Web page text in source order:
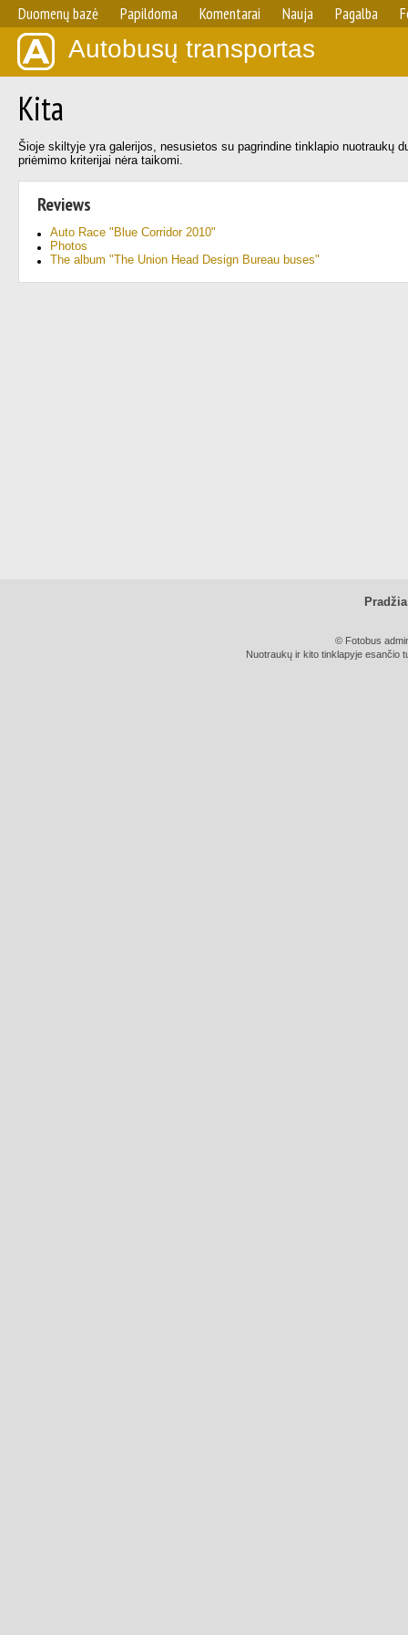
Duomenų bazė Papildoma Komentarai Nauja Pagalba
Autobusų transportas
Kita
Šioje skiltyje yra galerijos, nesusietos su pagrindine tinklapio nuotraukų
priėmimo kriterijai nėra taikomi.
Reviews
Auto Race "Blue Corridor 2010"
Photos
The album "The Union Head Design Bureau buses"
Pradžia
© Fotobus
Nuotraukų ir kito tinklapyje esančio